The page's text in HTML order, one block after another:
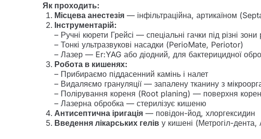
Як проходить:
Місцева анестезія — інфільтраційна, артикаїном
Інструментарій:
– Ручні кюрети Грейсі — спеціальні гачки під різні зони
– Тонкі ультразвукові насадки (PerioMate, Periotor)
– Лазер — Er:YAG або діодний, для бактерицидної
Робота в кишенях:
– Прибираємо піддасенний камінь і налет
– Видаляємо грануляції — запалену тканину з
– Полірування кореня (Root planing) — поверхня
– Лазерна обробка — стерилізує кишеню
Антисептична іригація — повідон-йод, хлоргексидин
Введення лікарських гелів у кишені (Метрогіл-